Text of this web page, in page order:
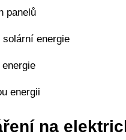
panelů
energie
na